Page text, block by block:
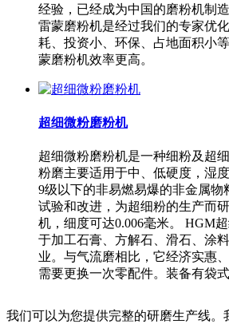
经验，已经成为中国的磨粉机制
雷蒙磨粉机是经过我们的专家优
耗、投资小、环保、占地面积小
蒙磨粉机效率更高。
超细微粉磨粉机
超细微粉磨粉机是一种细粉及超
粉磨主要适用于中、低硬度，湿
9级以下的非易燃易爆的非金属物
试验和改进，为超细粉的生产而
机，细度可达0.006毫米。 HGM
于加工石膏、方解石、滑石、涂
业。与气流磨相比，它经济实惠
需要更换一次零配件。装备有袋
我们可以为您提供完整的研磨生产线。